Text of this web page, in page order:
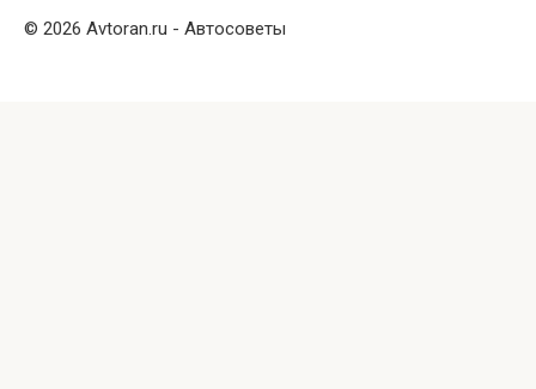
© 2026 Avtoran.ru - Автосоветы